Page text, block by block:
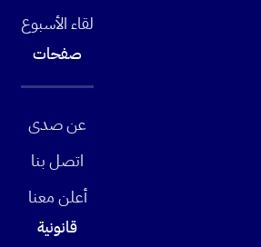
لقاء الأسبوع
صفحات
عن صدى
اتصل بنا
أعلن معنا
قانونية